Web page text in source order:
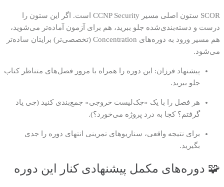
SCOR ستون اصلی مسیر CCNP Security است. اگر این ستون را
درست و دسته‌بندی‌شده جلو ببرید، هم برای آزمون آماده‌تر می‌شوید،
هم مسیر ورود به دوره‌های Concentration (تخصصی‌تر) برایتان ساده‌تر
می‌شود.
پیشنهاد فرزان: این دوره را همراه با مرور فصل‌های متناظر کتاب
جلو ببرید.
هر فصل را با یک «چک‌لیست خروجی» جمع‌بندی کنید (چی یاد
گرفتم؟ کجا به درد پروژه می‌خورد؟).
برای نتیجه واقعی، سناریوهای تمرینی انتهای دوره را جدی
بگیرید.
🧩 دوره‌های مکمل پیشنهادی کنار این دوره